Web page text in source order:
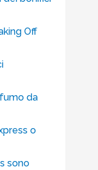
Off
da
o
sono